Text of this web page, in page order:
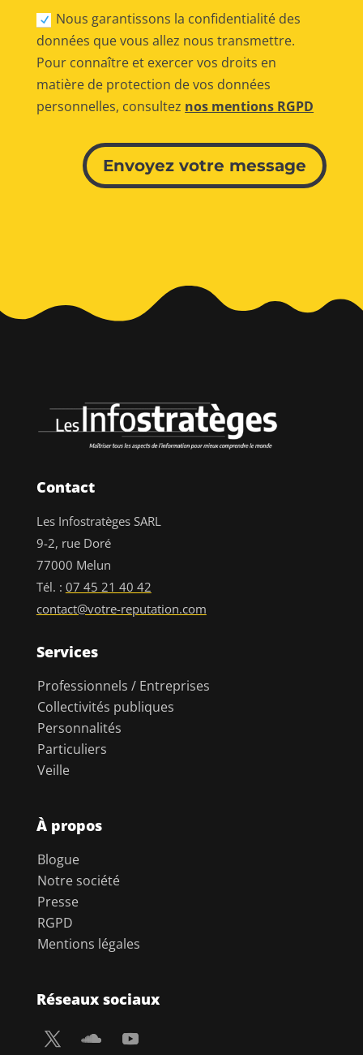
Nous garantissons la confidentialité des
données que vous allez nous transmettre.
Pour connaître et exercer vos droits en
matière de protection de vos données
personnelles, consultez nos mentions RGPD
Envoyez votre message
Alternative:
Contact
Les Infostratèges SARL
9-2, rue Doré
77000 Melun
Tél. : 07 45 21 40 42
contact@votre-reputation.com
Services
Professionnels / Entreprises
Collectivités publiques
Personnalités
Particuliers
Veille
À propos
Blogue
Notre société
Presse
RGPD
Mentions légales
Réseaux sociaux